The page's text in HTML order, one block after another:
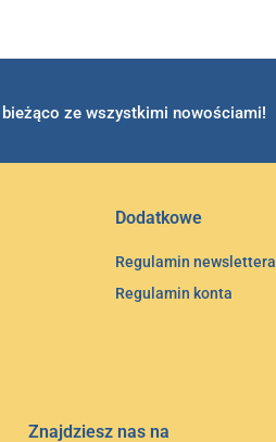
bieżąco ze wszystkimi nowościami!
Dodatkowe
Regulamin newslettera
Regulamin konta
Znajdziesz nas na